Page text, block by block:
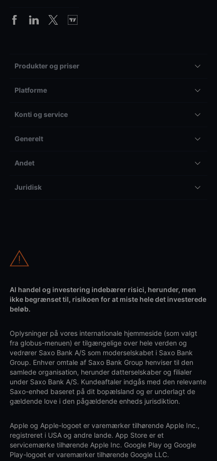
Produkter og priser
Platforme
Konti og service
Generelt
Andet
Juridisk
Al handel og investering indebærer risici, herunder, men
ikke begrænset til, risikoen for at miste hele det investerede
beløb.
Oplysninger på vores internationale hjemmeside (som valgt
fra globus-menuen) er tilgængelige over hele verden og
vedrører Saxo Bank A/S som moderselskabet i Saxo Bank
Group. Enhver omtale af Saxo Bank Group henviser til den
samlede organisation, herunder datterselskaber og filialer
under Saxo Bank A/S. Kundeaftaler indgås med den relevante
Saxo-enhed baseret på dit bopælsland og er underlagt de
gældende love i den pågældende enheds jurisdiktion.
Apple og Apple-logoet er varemærker tilhørende Apple Inc.,
registreret i USA og andre lande. App Store er et
servicemærke tilhørende Apple Inc. Google Play og Google
Play-logoet er varemærker tilhørende Google LLC.